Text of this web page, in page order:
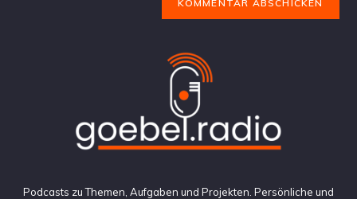
Podcasts zu Themen, Aufgaben und Projekten. Persönliche und